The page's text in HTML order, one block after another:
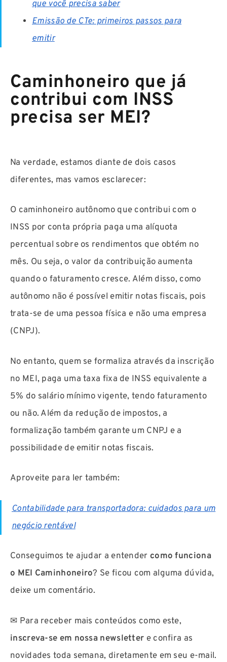
que você precisa saber
Emissão de CTe: primeiros passos para
emitir
Caminhoneiro que já
contribui com INSS
precisa ser MEI?
Na verdade, estamos diante de dois casos
diferentes, mas vamos esclarecer:
O caminhoneiro autônomo que contribui com o
INSS por conta própria paga uma alíquota
percentual sobre os rendimentos que obtém no
mês. Ou seja, o valor da contribuição aumenta
quando o faturamento cresce. Além disso, como
autônomo não é possível emitir notas fiscais, pois
trata-se de uma pessoa física e não uma empresa
(CNPJ).
No entanto, quem se formaliza através da inscrição
no MEI, paga uma taxa fixa de INSS equivalente a
5% do salário mínimo vigente, tendo faturamento
ou não. Além da redução de impostos, a
formalização também garante um CNPJ e a
possibilidade de emitir notas fiscais.
Aproveite para ler também:
Contabilidade para transportadora: cuidados para um
negócio rentável
Conseguimos te ajudar a entender como funciona
o MEI Caminhoneiro? Se ficou com alguma dúvida,
deixe um comentário.
✉ Para receber mais conteúdos como este,
inscreva-se em nossa newsletter e confira as
novidades toda semana, diretamente em seu e-mail.